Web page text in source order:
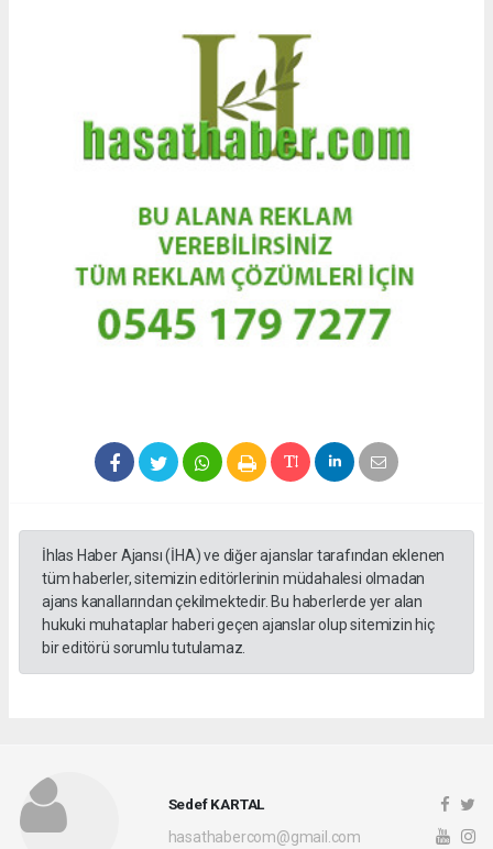
İhlas Haber Ajansı (İHA) ve diğer ajanslar tarafından eklenen
tüm haberler, sitemizin editörlerinin müdahalesi olmadan
ajans kanallarından çekilmektedir. Bu haberlerde yer alan
hukuki muhataplar haberi geçen ajanslar olup sitemizin hiç
bir editörü sorumlu tutulamaz.
Sedef KARTAL
hasathabercom@gmail.com